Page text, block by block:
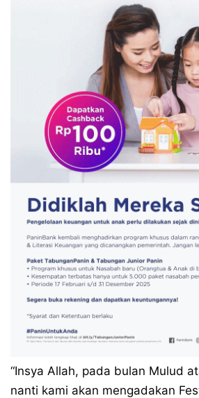
“Insya Allah, pada bulan Mulud
nanti kami akan mengadakan